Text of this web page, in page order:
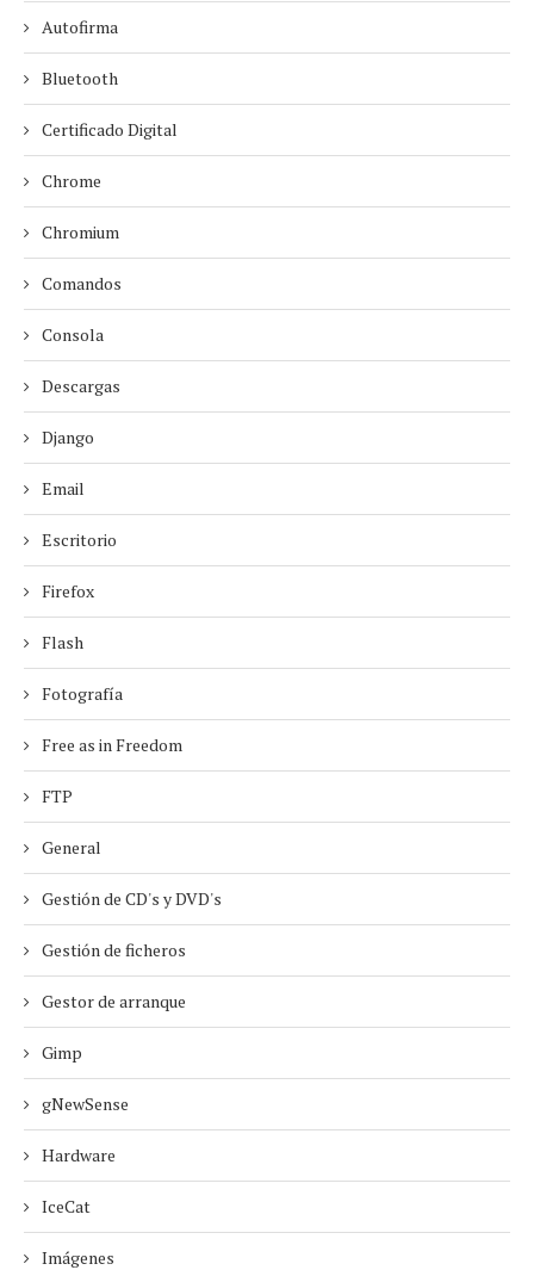
Autofirma
Bluetooth
Certificado Digital
Chrome
Chromium
Comandos
Consola
Descargas
Django
Email
Escritorio
Firefox
Flash
Fotografía
Free as in Freedom
FTP
General
Gestión de CD's y DVD's
Gestión de ficheros
Gestor de arranque
Gimp
gNewSense
Hardware
IceCat
Imágenes